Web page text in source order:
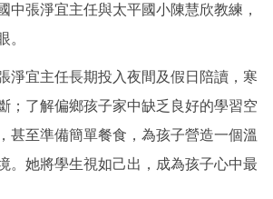
中張淨宜主任與太平國小陳慧欣教練，
。
淨宜主任長期投入夜間及假日陪讀，寒
；了解偏鄉孩子家中缺乏良好的學習空
甚至準備簡單餐食，為孩子營造一個溫
。她將學生視如己出，成為孩子心中最